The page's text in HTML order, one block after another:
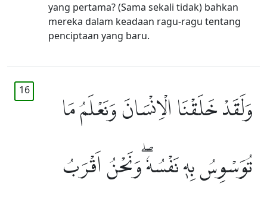
yang pertama? (Sama sekali tidak) bahkan
mereka dalam keadaan ragu-ragu tentang
penciptaan yang baru.
16
وَلَقَدْ خَلَقْنَا الْاِنْسَانَ وَنَعْلَمُ مَا
تُوَسْوِسُ بِهٖ نَفْسُهٗ ۖوَنَحْنُ اَقْرَبُ